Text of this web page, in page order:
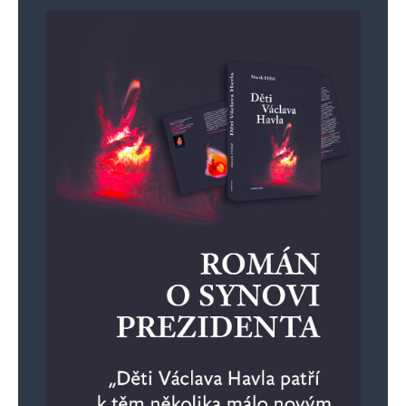
25. 7. 2025 (6:51)
Takhle mentálně dopadne debil, který
s Ruskem v palici chodí spát, a s Ruskem
v palici vstává. Fakta jsou na takové
Poetik
Když chodíš s Ruskem spát,